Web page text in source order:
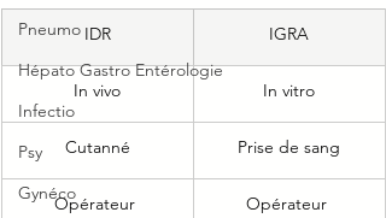
Pneumo
Hépato Gastro Entérologie
Infectio
Psy
Gynéco
IDR IGRA
In vivo In vitro
Cutanné Prise de sang
Opérateur
Opérateur